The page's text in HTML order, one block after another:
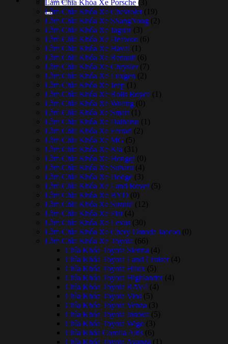
kiếm:
Làm Chìa Khóa Xe Porsche (3)
Làm Chìa Khóa Xe Chevrolet (19)
Làm Chìa Khóa Xe SSangYong (2)
Làm Chìa Khóa Xe Jaguar (3)
Làm Chìa Khóa Xe Deawoo (6)
Làm Chìa Khóa Xe Haval (1)
Làm Chìa Khóa Xe Renault (6)
Làm Chìa Khóa Xe Chrysler (7)
Làm Chìa Khóa Xe Luxgen (2)
Làm Chìa Khóa Xe Jeep (1)
Làm Chìa Khóa Xe Rolls Royce (1)
Làm Chìa Khóa Xe Wuling (0)
Làm Chìa Khóa Xe Smart (1)
Làm Chìa Khóa Xe Daihatsu (1)
Làm Chìa Khóa Xe Ferrari (2)
Làm Chìa Khóa Xe MG (5)
Làm Chìa Khóa Xe Kia (31)
Làm Chìa Khóa Xe Hongqi (0)
Làm Chìa Khóa Xe Subaru (4)
Làm Chìa Khóa Xe Dodge (3)
Làm Chìa Khóa Xe Land Rover (5)
Làm Chìa Khóa Xe BYD (0)
Làm Chìa Khóa Xe Suzuki (12)
Làm Chìa Khóa Xe Fiat (4)
Làm Chìa Khóa Xe Lexus (30)
Làm Chìa Khóa Xe Chery Omoda Jaecoo (0)
Làm Chìa Khóa Xe Toyota (66)
Chìa Khóa Toyota Sienna (4)
Chìa Khóa Toyota Land Cruiser (4)
Chìa Khóa Toyota Hilux (5)
Chìa Khóa Toyota Highlander (4)
Chìa Khóa Toyota RAV4 (4)
Chìa Khóa Toyota Vios (5)
Chìa Khóa Toyota Venza (3)
Chìa Khóa Toyota Innova (5)
Chìa Khóa Toyota Wigo (3)
Chìa Khóa Corolla Altis (6)
Chìa Khóa Toyota Avanza (1)